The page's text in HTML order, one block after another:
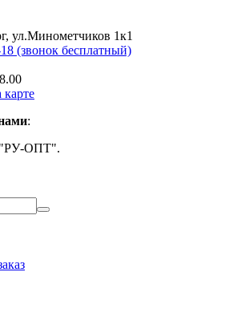
ул.Минометчиков 1к1
(звонок бесплатный)
карте
:
ОПТ".